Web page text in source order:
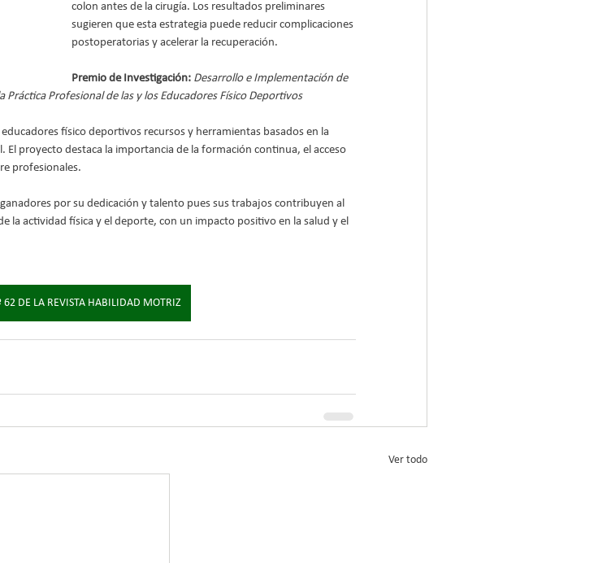
colon antes de la cirugía. Los resultados preliminares
sugieren que esta estrategia puede reducir complicaciones
postoperatorias y acelerar la recuperación.
Premio de Investigación: Desarrollo e Implementación de
Práctica Profesional de las y los Educadores Físico Deportivos
físico deportivos recursos y herramientas basados en la
El proyecto destaca la importancia de la formación continua, el acceso
profesionales.
por su dedicación y talento pues sus trabajos contribuyen al
la actividad física y el deporte, con un impacto positivo en la salud y el
62 DE LA REVISTA HABILIDAD MOTRIZ
Ver todo